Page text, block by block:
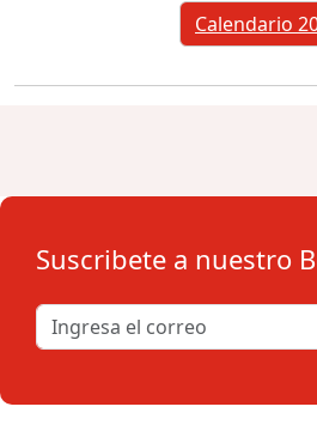
Calendario
Suscribete a nuestro